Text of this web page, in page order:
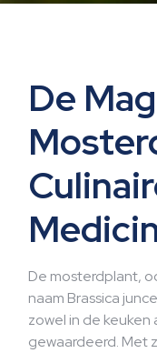
De
De mosterdplant,
naam Brassica
zowel in de
gewaardeerd. Met